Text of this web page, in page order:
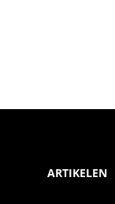
ARTIKELEN